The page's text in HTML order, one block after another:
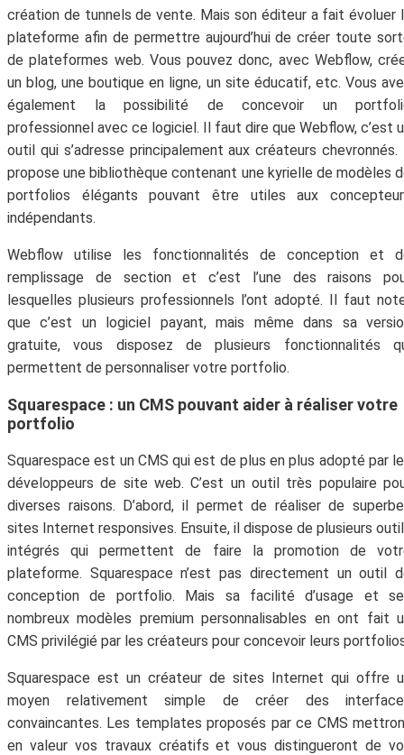
création de tunnels de vente. Mais son éditeur a fait évoluer
plateforme afin de permettre aujourd’hui de créer toute
de plateformes web. Vous pouvez donc, avec Webflow,
un blog, une boutique en ligne, un site éducatif, etc. Vous
également la possibilité de concevoir un
professionnel avec ce logiciel. Il faut dire que Webflow, c’est
outil qui s’adresse principalement aux créateurs chevronnés.
propose une bibliothèque contenant une kyrielle de modèles
portfolios élégants pouvant être utiles aux
indépendants.
Webflow utilise les fonctionnalités de conception et
remplissage de section et c’est l’une des raisons
lesquelles plusieurs professionnels l’ont adopté. Il faut
que c’est un logiciel payant, mais même dans sa
gratuite, vous disposez de plusieurs fonctionnalités
permettent de personnaliser votre portfolio.
Squarespace : un CMS pouvant aider à réaliser votre
portfolio
Squarespace est un CMS qui est de plus en plus adopté par
développeurs de site web. C’est un outil très populaire
diverses raisons. D’abord, il permet de réaliser de
sites Internet responsives. Ensuite, il dispose de plusieurs
intégrés qui permettent de faire la promotion de
plateforme. Squarespace n’est pas directement un outil
conception de portfolio. Mais sa facilité d’usage et
nombreux modèles premium personnalisables en ont fait
CMS privilégié par les créateurs pour concevoir leurs
Squarespace est un créateur de sites Internet qui offre
moyen relativement simple de créer des
convaincantes. Les templates proposés par ce CMS
en valeur vos travaux créatifs et vous distingueront de
Abonne-toi à la Newsletter
!
Inscris-toi gratuitement à la Newsletter pour
recevoir chaque mois du contenu digital
génial et t'aider à faire prospérer ton
entreprise.
Votre adresse email ne sera jamais divulguée ou
revendue. Vous pouvez vous désinscrire à tout
moment.